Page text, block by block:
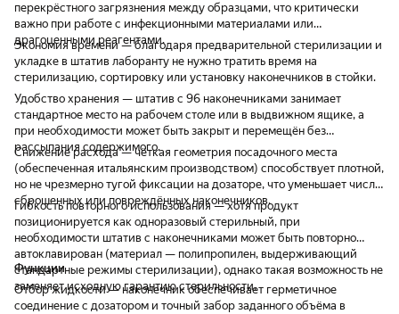
перекрёстного загрязнения между образцами, что критически
важно при работе с инфекционными материалами или
драгоценными реагентами.
Экономия времени — благодаря предварительной стерилизации и
укладке в штатив лаборанту не нужно тратить время на
стерилизацию, сортировку или установку наконечников в стойки.
Удобство хранения — штатив с 96 наконечниками занимает
стандартное место на рабочем столе или в выдвижном ящике, а
при необходимости может быть закрыт и перемещён без
рассыпания содержимого.
Снижение расхода — чёткая геометрия посадочного места
(обеспеченная итальянским производством) способствует плотной,
но не чрезмерно тугой фиксации на дозаторе, что уменьшает число
сброшенных или повреждённых наконечников.
Гибкость повторного использования — хотя продукт
позиционируется как одноразовый стерильный, при
необходимости штатив с наконечниками может быть повторно
автоклавирован (материал — полипропилен, выдерживающий
стандартные режимы стерилизации), однако такая возможность не
заменяет исходную гарантию стерильности.
Функции
Отбор жидкости — наконечник обеспечивает герметичное
соединение с дозатором и точный забор заданного объёма в